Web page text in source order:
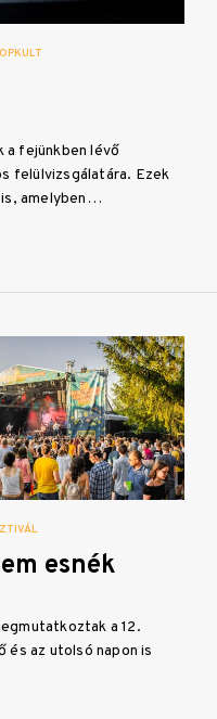
a fejünkben lévő
felülvizsgálatára. Ezek
amelyben…
esnék
a 12.
és az utolsó napon is